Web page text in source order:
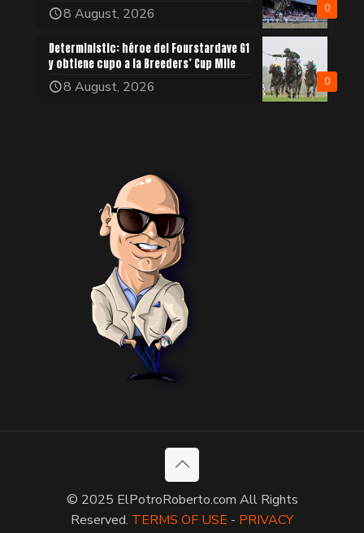
0
8 August, 2026
0
Deterministic: héroe del Fourstardave G1
y obtiene cupo a la Breeders’ Cup Mile
8 August, 2026
© 2025 ElPotroRoberto.com All Rights
Reserved. TERMS OF USE - PRIVACY